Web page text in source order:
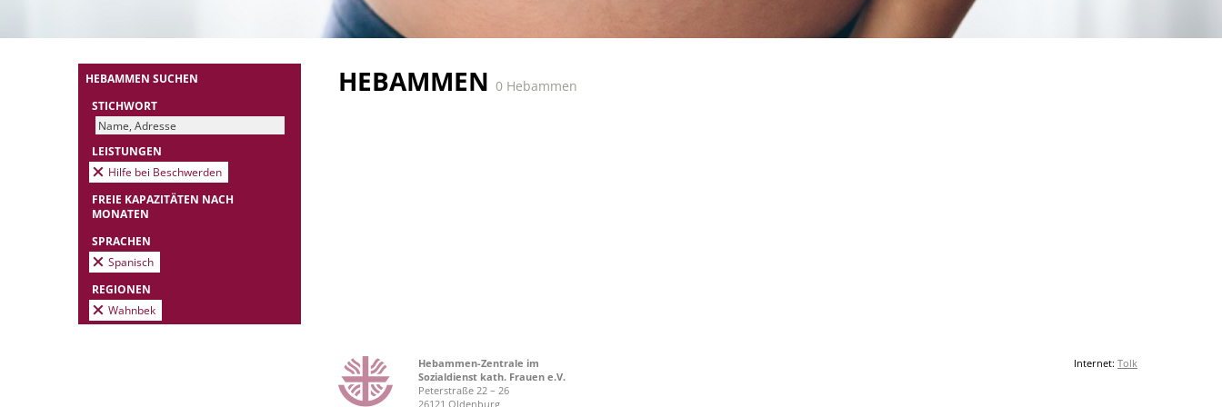
HEBAMMEN SUCHEN
STICHWORT
LEISTUNGEN
Hilfe bei Beschwerden
FREIE KAPAZITÄTEN NACH
MONATEN
SPRACHEN
Spanisch
REGIONEN
Wahnbek
HEBAMMEN 0 Hebammen
Internet: Tolk
Hebammen-Zentrale im
Sozialdienst kath. Frauen e.V.
Peterstraße 22 – 26
26121 Oldenburg